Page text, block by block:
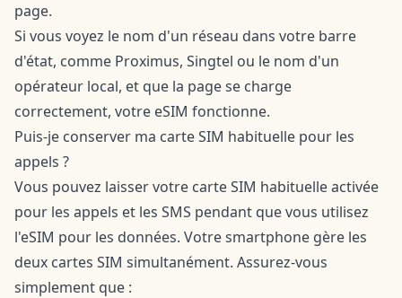
page.
Si vous voyez le nom d'un réseau dans votre barre
d'état, comme Proximus, Singtel ou le nom d'un
opérateur local, et que la page se charge
correctement, votre eSIM fonctionne.
Puis-je conserver ma carte SIM habituelle pour les
appels ?
Vous pouvez laisser votre carte SIM habituelle activée
pour les appels et les SMS pendant que vous utilisez
l'eSIM pour les données. Votre smartphone gère les
deux cartes SIM simultanément. Assurez-vous
simplement que :